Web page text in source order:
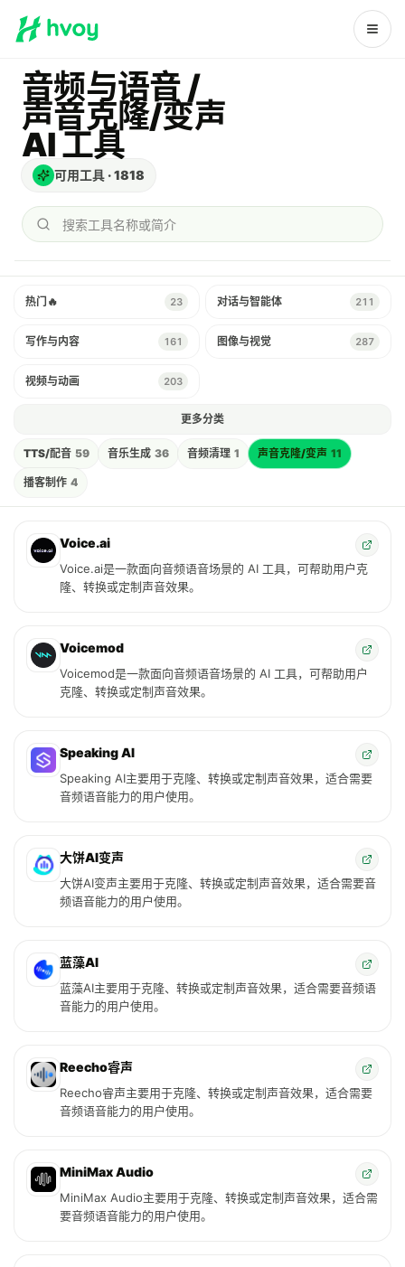
音频与语音 /
声音克隆/变声
AI 工具
可用工具 ·1818
搜索工具名称或简介
热门 🔥 23 对话与智能体 211
写作与内容 161 图像与视觉 287
视频与动画 203
更多分类
TTS/配音 59 音乐生成 36 音频清理 1 声音克隆/变声 11
播客制作 4
Voice.ai
Voice.ai是一款面向音频语音场景的 AI 工具，可帮助用户克
隆、转换或定制声音效果。
Voicemod
Voicemod是一款面向音频语音场景的 AI 工具，可帮助用户
克隆、转换或定制声音效果。
Speaking AI
Speaking AI主要用于克隆、转换或定制声音效果，适合需要
音频语音能力的用户使用。
大饼AI变声
大饼AI变声主要用于克隆、转换或定制声音效果，适合需要音
频语音能力的用户使用。
蓝藻AI
蓝藻AI主要用于克隆、转换或定制声音效果，适合需要音频语
音能力的用户使用。
Reecho睿声
Reecho睿声主要用于克隆、转换或定制声音效果，适合需要
音频语音能力的用户使用。
MiniMax Audio
MiniMax Audio主要用于克隆、转换或定制声音效果，适合需
要音频语音能力的用户使用。